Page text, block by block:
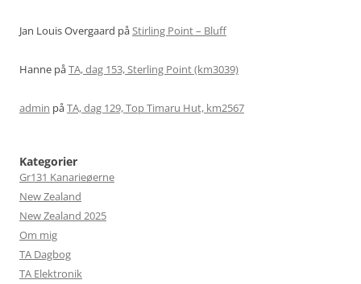
Jan Louis Overgaard påStirling Point – Bluff
Hanne påTA, dag 153, Sterling Point (km3039)
admin påTA, dag 129, Top Timaru Hut, km2567
Kategorier
Gr131 Kanarieøerne
New Zealand
New Zealand 2025
Om mig
TA Dagbog
TA Elektronik